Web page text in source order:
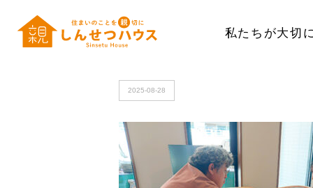
私たちが大切
HOME >20250731_110952_加工
2025-08-28